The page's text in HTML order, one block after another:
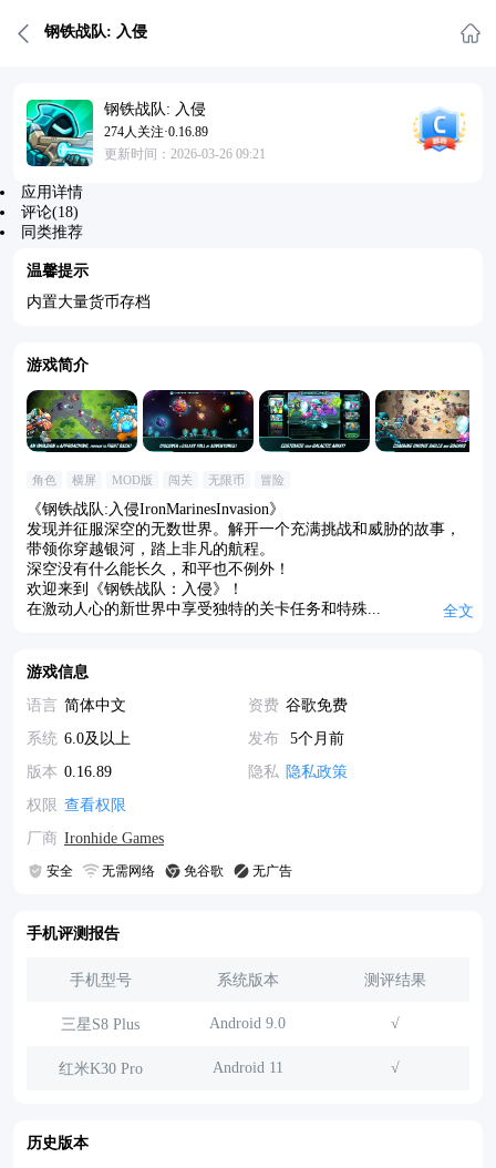
钢铁战队: 入侵
钢铁战队: 入侵
274人关注·0.16.89
更新时间：2026-03-26 09:21
应用详情
评论(18)
同类推荐
温馨提示
内置大量货币存档
游戏简介
角色 横屏 MOD版 闯关 无限币 冒险
《钢铁战队:入侵IronMarinesInvasion》
发现并征服深空的无数世界。解开一个充满挑战和威胁的故事，
带领你穿越银河，踏上非凡的航程。
深空没有什么能长久，和平也不例外！
欢迎来到《钢铁战队：入侵》！
在激动人心的新世界中享受独特的关卡任务和特殊...
全文
游戏信息
语言 简体中文 资费 谷歌免费
系统 6.0及以上 发布
5个月前
版本 0.16.89 隐私 隐私政策
权限 查看权限
厂商 Ironhide Games
安全 无需网络 免谷歌 无广告
手机评测报告
手机型号 系统版本 测评结果
三星S8 Plus Android 9.0 √
红米K30 Pro Android 11 √
历史版本